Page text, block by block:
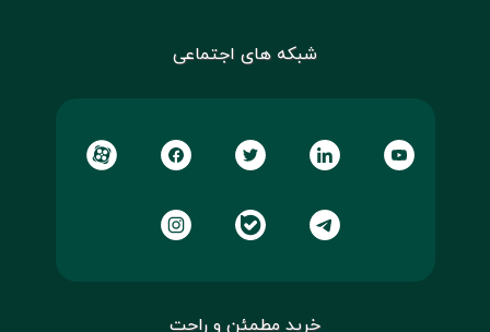
شبکه های اجتماعی
خرید مطمئن و راحت